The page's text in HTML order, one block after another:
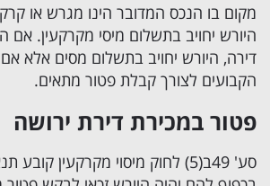
מקום בו הנכס המדובר הינו מגרש או
היורש יחויב בתשלום מיסי מקרקעין. אם
דירה, היורש יחויב בתשלום מסים אלא
הקבועים לצורך קבלת פטור מתאים.
פטור במכירת דירת ירושה
סע' 49ב(5) לחוק מיסוי מקרקעין